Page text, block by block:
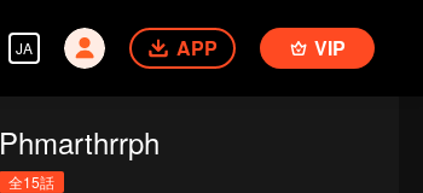
JA APP VIP
Phmarthrrph
全15話